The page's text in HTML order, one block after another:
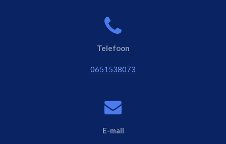
Telefoon
0651538073
E-mail